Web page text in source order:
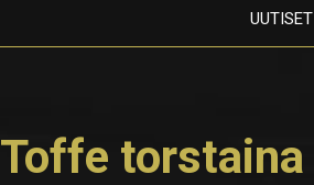
UUTISET
Toffe torstaina